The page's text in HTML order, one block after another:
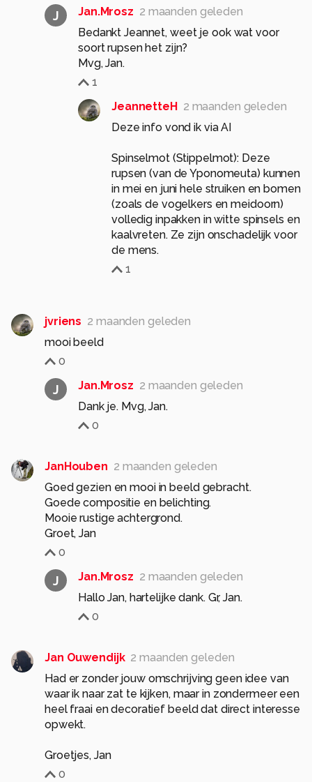
J Jan.Mrosz 2 maanden geleden
Bedankt Jeannet, weet je ook wat voor
soort rupsen het zijn?
Mvg, Jan.
1
JeannetteH
2 maanden geleden
Deze info vond ik via AI
Spinselmot (Stippelmot): Deze
rupsen (van de Yponomeuta) kunnen
in mei en juni hele struiken en bomen
(zoals de vogelkers en meidoorn)
volledig inpakken in witte spinsels en
kaalvreten. Ze zijn onschadelijk voor
de mens.
1
jvriens 2 maanden geleden
mooi beeld
0
J Jan.Mrosz 2 maanden geleden
Dank je. Mvg, Jan.
0
JanHouben 2 maanden geleden
Goed gezien en mooi in beeld gebracht.
Goede compositie en belichting.
Mooie rustige achtergrond.
Groet, Jan
0
J Jan.Mrosz 2 maanden geleden
Hallo Jan, hartelijke dank. Gr, Jan.
0
Jan Ouwendijk 2 maanden geleden
Had er zonder jouw omschrijving geen idee van
waar ik naar zat te kijken, maar in zondermeer een
heel fraai en decoratief beeld dat direct interesse
opwekt.
Groetjes, Jan
0